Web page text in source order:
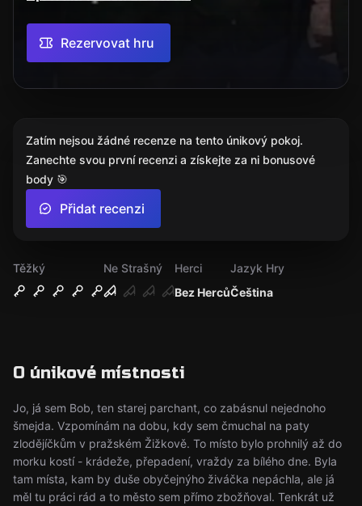
Rezervovat hru
Těžký
Ne Strašný
Bez Herců
Herci
Čeština
Jazyk Hry
O únikové místnosti
Jo, já sem Bob, ten starej parchant, co zabásnul nejednoho
šmejda. Vzpomínám na dobu, kdy sem čmuchal na paty
zlodějíčkům v pražském Žižkově. To místo bylo prohnilý až do
morku kostí - krádeže, přepadení, vraždy za bílého dne. Byla
tam místa, kam by duše obyčejnýho živáčka nepáchla, ale já
měl tu práci rád a to město sem přímo zbožňoval. Tenkrát už
Zatím nejsou žádné recenze na tento únikový pokoj.
Zanechte svou první recenzi a získejte za ni bonusové
body 🎯
Přidat recenzi